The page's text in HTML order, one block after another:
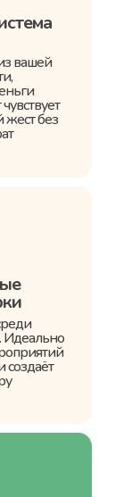
Идеально
создаёт
вашей
жест без